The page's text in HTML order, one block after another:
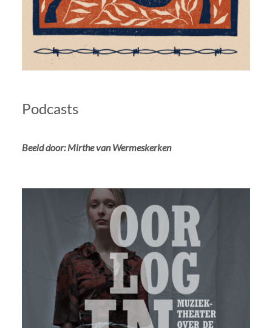
Podcasts
Beeld door: Mirthe van Wermeskerken